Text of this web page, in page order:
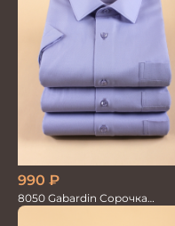
990 ₽
8050 Gabardin Сорочка
мужская кор.рукав